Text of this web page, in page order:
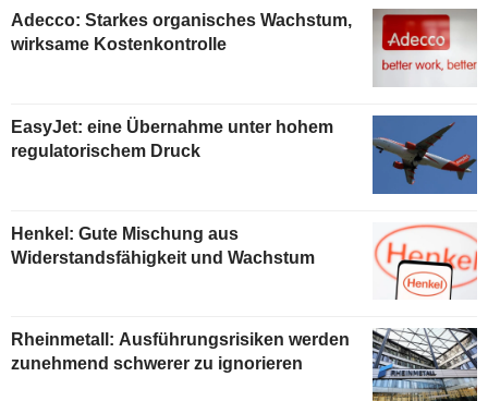
Adecco: Starkes organisches Wachstum,
wirksame Kostenkontrolle
EasyJet: eine Übernahme unter hohem
regulatorischem Druck
Henkel: Gute Mischung aus
Widerstandsfähigkeit und Wachstum
Rheinmetall: Ausführungsrisiken werden
zunehmend schwerer zu ignorieren